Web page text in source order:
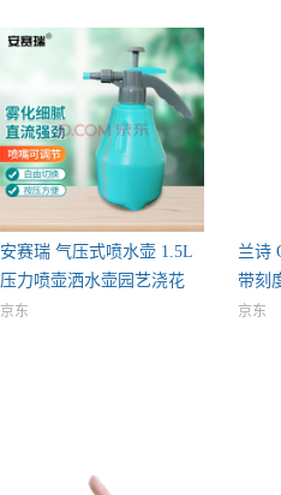
安赛瑞 气压式喷水壶 1.5L
压力喷壶洒水壶园艺浇花
京东
兰诗
带刻
京东